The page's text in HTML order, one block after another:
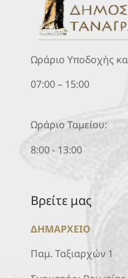
Ωράριο Υποδοχής
07:00 – 15:00
Ωράριο Ταμείου:
8:00 - 13:00
Βρείτε μας
ΔΗΜΑΡΧΕΙΟ
Παμ. Ταξιαρχών 1